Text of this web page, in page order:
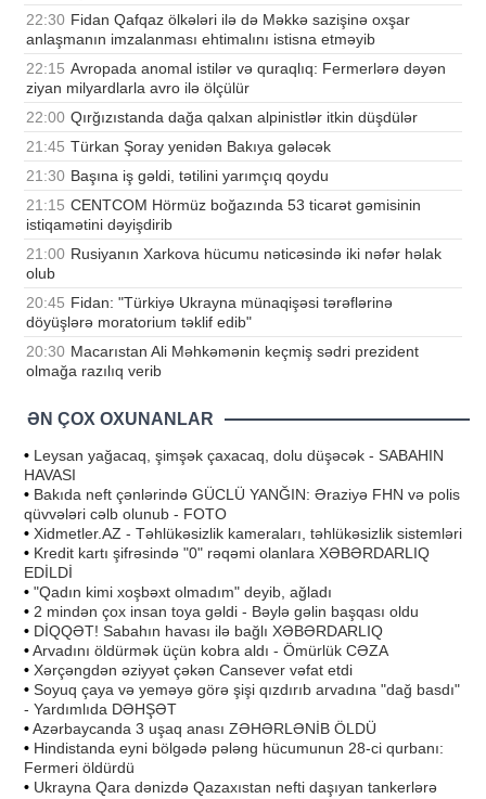
22:30 Fidan Qafqaz ölkələri ilə də Məkkə sazişinə oxşar
anlaşmanın imzalanması ehtimalını istisna etməyib
22:15 Avropada anomal istilər və quraqlıq: Fermerlərə dəyən
ziyan milyardlarla avro ilə ölçülür
22:00 Qırğızıstanda dağa qalxan alpinistlər itkin düşdülər
21:45 Türkan Şoray yenidən Bakıya gələcək
21:30 Başına iş gəldi, tətilini yarımçıq qoydu
21:15 CENTCOM Hörmüz boğazında 53 ticarət gəmisinin
istiqamətini dəyişdirib
21:00 Rusiyanın Xarkova hücumu nəticəsində iki nəfər həlak
olub
20:45 Fidan: "Türkiyə Ukrayna münaqişəsi tərəflərinə
döyüşlərə moratorium təklif edib"
20:30 Macarıstan Ali Məhkəmənin keçmiş sədri prezident
olmağa razılıq verib
ƏN ÇOX OXUNANLAR
• Leysan yağacaq, şimşək çaxacaq, dolu düşəcək - SABAHIN
HAVASI
• Bakıda neft çənlərində GÜCLÜ YANĞIN: Əraziyə FHN və polis
qüvvələri cəlb olunub - FOTO
• Xidmetler.AZ - Təhlükəsizlik kameraları, təhlükəsizlik sistemləri
• Kredit kartı şifrəsində "0" rəqəmi olanlara XƏBƏRDARLIQ
EDİLDİ
• "Qadın kimi xoşbəxt olmadım" deyib, ağladı
• 2 mindən çox insan toya gəldi - Bəylə gəlin başqası oldu
• DİQQƏT! Sabahın havası ilə bağlı XƏBƏRDARLIQ
•Arvadını öldürmək üçün kobra aldı - Ömürlük CƏZA
• Xərçəngdən əziyyət çəkən Cansever vəfat etdi
• Soyuq çaya və yeməyə görə şişi qızdırıb arvadına "dağ basdı"
- Yardımlıda DƏHŞƏT
•Azərbaycanda 3 uşaq anası ZƏHƏRLƏNİB ÖLDÜ
• Hindistanda eyni bölgədə pələng hücumunun 28-ci qurbanı:
Fermeri öldürdü
• Ukrayna Qara dənizdə Qazaxıstan nefti daşıyan tankerlərə